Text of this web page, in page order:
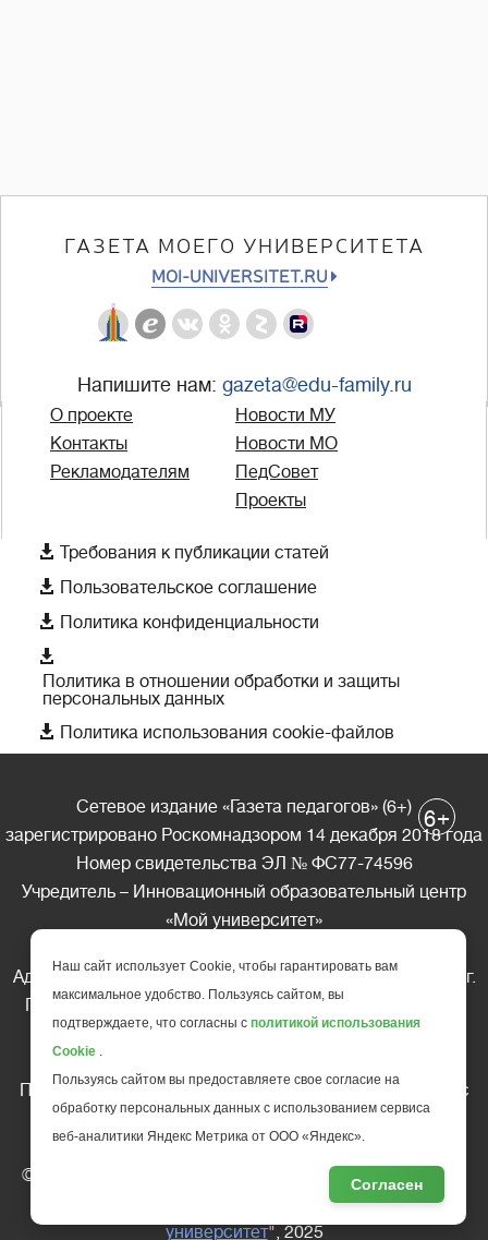
ГАЗЕТА МОЕГО УНИВЕРСИТЕТА
MOI-UNIVERSITET.RU
Напишите нам: gazeta@edu-family.ru
О проекте
Контакты
Рекламодателям
Новости МУ
Новости МО
ПедСовет
Проекты
 Требования к публикации статей
 Пользовательское соглашение
 Политика конфиденциальности

Политика в отношении обработки и защиты
персональных данных
 Политика использования cookie-файлов
Сетевое издание «Газета педагогов» (6+)
зарегистрировано Роскомнадзором 14 декабря 2018 года
Номер свидетельства ЭЛ № ФС77-74596
Учредитель – Инновационный образовательный центр
«Мой университет»
Адрес редакции: 185035 Россия, Республика Карелия, г.
Петрозаводск, ул. Фридриха Энгельса д.10, офис 211
Телефон редакции: +7 (499) 685-10-45
Перепечатка материалов газеты допускается только c
письменного разрешения редакции
Ссылка на «Газету педагогов» обязательна.
© АНО ДПО "Инновационный образовательный центр
повышения квалификации и переподготовки "Мой
университет", 2025
6+
Наш сайт использует Cookie, чтобы гарантировать вам
максимальное удобство. Пользуясь сайтом, вы
подтверждаете, что согласны с политикой использования
Cookie .
Пользуясь сайтом вы предоставляете свое согласие на
обработку персональных данных с использованием сервиса
веб-аналитики Яндекс Метрика от ООО «Яндекс».
Согласен